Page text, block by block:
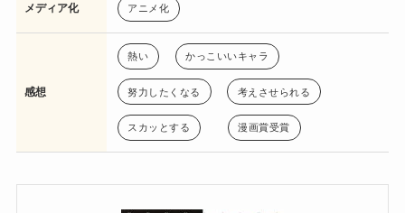
メディア化 アニメ化
感想
熱い かっこいいキャラ
努力したくなる 考えさせられる
スカッとする 漫画賞受賞